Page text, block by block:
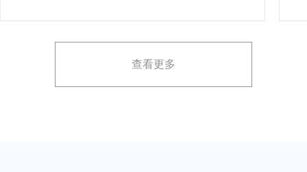
占有率。在策划时间里却遇到这些难题缺乏专业的产品
展示方案，以最大化媒体报道和消费者关注。
查看更多